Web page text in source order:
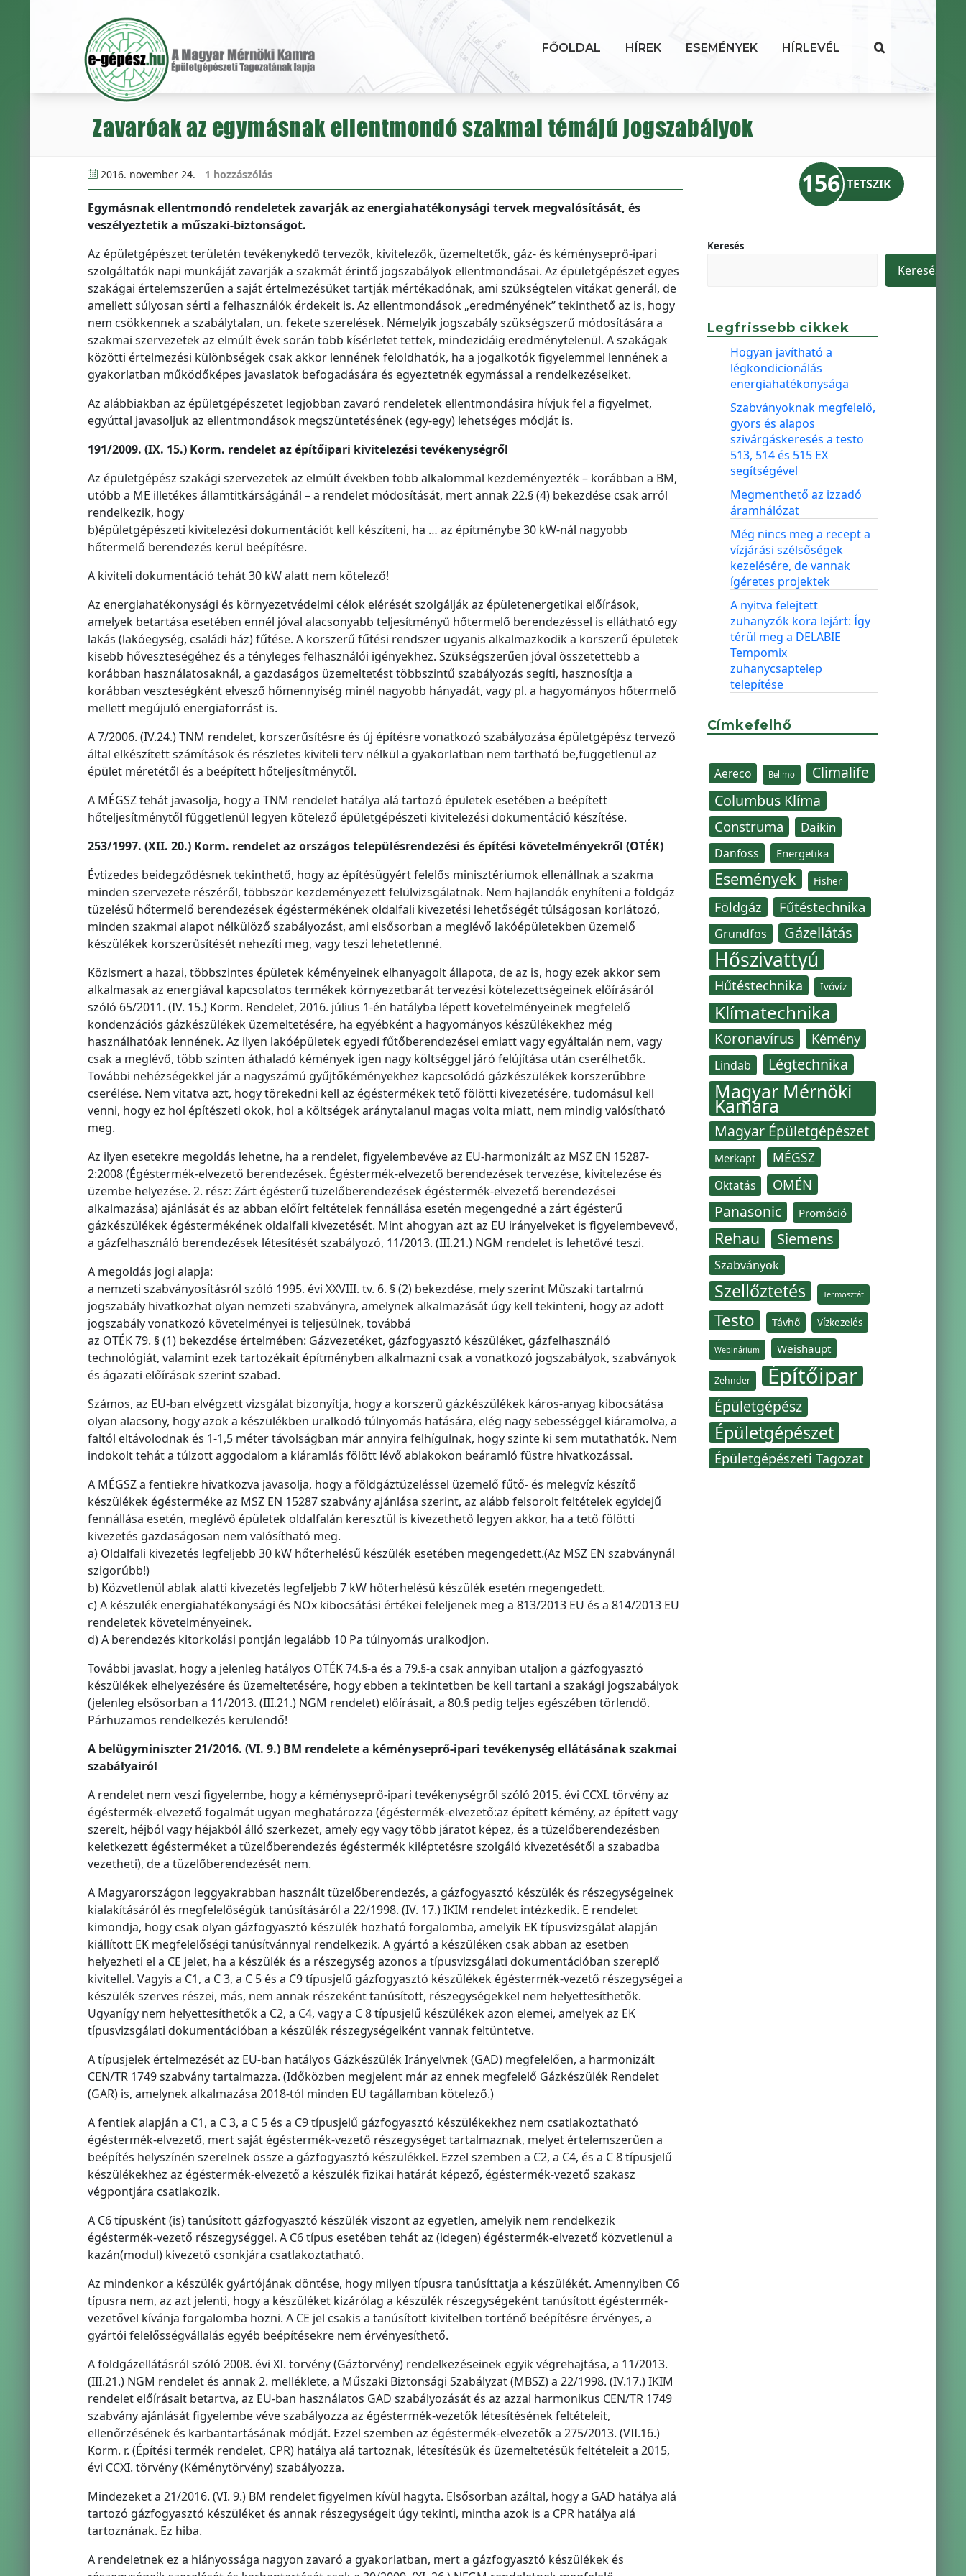
FŐOLDAL HÍREK ESEMÉNYEK HÍRLEVÉL |
Zavaróak az egymásnak ellentmondó szakmai témájú jogszabályok
2016. november 24. 1 hozzászólás
Egymásnak ellentmondó rendeletek zavarják az energiahatékonysági tervek megvalósítását, és
veszélyeztetik a műszaki-biztonságot.
Az épületgépészet területén tevékenykedő tervezők, kivitelezők, üzemeltetők, gáz- és kéményseprő-ipari
szolgáltatók napi munkáját zavarják a szakmát érintő jogszabályok ellentmondásai. Az épületgépészet egyes
szakágai értelemszerűen a saját értelmezésüket tartják mértékadónak, ami szükségtelen vitákat generál, de
amellett súlyosan sérti a felhasználók érdekeit is. Az ellentmondások „eredményének” tekinthető az is, hogy
nem csökkennek a szabálytalan, un. fekete szerelések. Némelyik jogszabály szükségszerű módosítására a
szakmai szervezetek az elmúlt évek során több kísérletet tettek, mindezidáig eredménytelenül. A szakágak
közötti értelmezési különbségek csak akkor lennének feloldhatók, ha a jogalkotók figyelemmel lennének a
gyakorlatban működőképes javaslatok befogadására és egyeztetnék egymással a rendelkezéseiket.
Az alábbiakban az épületgépészetet legjobban zavaró rendeletek ellentmondásira hívjuk fel a figyelmet,
egyúttal javasoljuk az ellentmondások megszüntetésének (egy-egy) lehetséges módját is.
191/2009. (IX. 15.) Korm. rendelet az építőipari kivitelezési tevékenységről
Az épületgépész szakági szervezetek az elmúlt években több alkalommal kezdeményezték – korábban a BM,
utóbb a ME illetékes államtitkárságánál – a rendelet módosítását, mert annak 22.§ (4) bekezdése csak arról
rendelkezik, hogy
b)épületgépészeti kivitelezési dokumentációt kell készíteni, ha … az építménybe 30 kW-nál nagyobb
hőtermelő berendezés kerül beépítésre.
A kiviteli dokumentáció tehát 30 kW alatt nem kötelező!
Az energiahatékonysági és környezetvédelmi célok elérését szolgálják az épületenergetikai előírások,
amelyek betartása esetében ennél jóval alacsonyabb teljesítményű hőtermelő berendezéssel is ellátható egy
lakás (lakóegység, családi ház) fűtése. A korszerű fűtési rendszer ugyanis alkalmazkodik a korszerű épületek
kisebb hőveszteségéhez és a tényleges felhasználói igényekhez. Szükségszerűen jóval összetettebb a
korábban használatosaknál, a gazdaságos üzemeltetést többszintű szabályozás segíti, hasznosítja a
korábban veszteségként elvesző hőmennyiség minél nagyobb hányadát, vagy pl. a hagyományos hőtermelő
mellett megújuló energiaforrást is.
A 7/2006. (IV.24.) TNM rendelet, korszerűsítésre és új építésre vonatkozó szabályozása épületgépész tervező
által elkészített számítások és részletes kiviteli terv nélkül a gyakorlatban nem tartható be,függetlenül az
épület méretétől és a beépített hőteljesítménytől.
A MÉGSZ tehát javasolja, hogy a TNM rendelet hatálya alá tartozó épületek esetében a beépített
hőteljesítménytől függetlenül legyen kötelező épületgépészeti kivitelezési dokumentáció készítése.
253/1997. (XII. 20.) Korm. rendelet az országos településrendezési és építési követelményekről (OTÉK)
Évtizedes beidegződésnek tekinthető, hogy az építésügyért felelős minisztériumok ellenállnak a szakma
minden szervezete részéről, többször kezdeményezett felülvizsgálatnak. Nem hajlandók enyhíteni a földgáz
tüzelésű hőtermelő berendezések égéstermékének oldalfali kivezetési lehetőségét túlságosan korlátozó,
minden szakmai alapot nélkülöző szabályozást, ami elsősorban a meglévő lakóépületekben üzemelő
készülékek korszerűsítését nehezíti meg, vagy teszi lehetetlenné.
Közismert a hazai, többszintes épületek kéményeinek elhanyagolt állapota, de az is, hogy ezek akkor sem
alkalmasak az energiával kapcsolatos termékek környezetbarát tervezési kötelezettségeinek előírásáról
szóló 65/2011. (IV. 15.) Korm. Rendelet, 2016. július 1-én hatályba lépett követelményeinek megfelelő
kondenzációs gázkészülékek üzemeltetésére, ha egyébként a hagyományos készülékekhez még
használhatóak lennének. Az ilyen lakóépületek egyedi fűtőberendezései emiatt vagy egyáltalán nem, vagy
csak a meglévő, több szinten áthaladó kémények igen nagy költséggel járó felújítása után cserélhetők.
További nehézségekkel jár a nagyszámú gyűjtőkéményekhez kapcsolódó gázkészülékek korszerűbbre
cserélése. Nem vitatva azt, hogy törekedni kell az égéstermékek tető fölötti kivezetésére, tudomásul kell
venni, hogy ez hol építészeti okok, hol a költségek aránytalanul magas volta miatt, nem mindig valósítható
meg.
Az ilyen esetekre megoldás lehetne, ha a rendelet, figyelembevéve az EU-harmonizált az MSZ EN 15287-
2:2008 (Égéstermék-elvezető berendezések. Égéstermék-elvezető berendezések tervezése, kivitelezése és
üzembe helyezése. 2. rész: Zárt égésterű tüzelőberendezések égéstermék-elvezető berendezései
alkalmazása) ajánlását és az abban előírt feltételek fennállása esetén megengedné a zárt égésterű
gázkészülékek égéstermékének oldalfali kivezetését. Mint ahogyan azt az EU irányelveket is figyelembevevő,
a gázfelhasználó berendezések létesítését szabályozó, 11/2013. (III.21.) NGM rendelet is lehetővé teszi.
A megoldás jogi alapja:
a nemzeti szabványosításról szóló 1995. évi XXVIII. tv. 6. § (2) bekezdése, mely szerint Műszaki tartalmú
jogszabály hivatkozhat olyan nemzeti szabványra, amelynek alkalmazását úgy kell tekinteni, hogy az adott
jogszabály vonatkozó követelményei is teljesülnek, továbbá
az OTÉK 79. § (1) bekezdése értelmében: Gázvezetéket, gázfogyasztó készüléket, gázfelhasználó
technológiát, valamint ezek tartozékait építményben alkalmazni csak a vonatkozó jogszabályok, szabványok
és ágazati előírások szerint szabad.
Számos, az EU-ban elvégzett vizsgálat bizonyítja, hogy a korszerű gázkészülékek káros-anyag kibocsátása
olyan alacsony, hogy azok a készülékben uralkodó túlnyomás hatására, elég nagy sebességgel kiáramolva, a
faltól eltávolodnak és 1-1,5 méter távolságban már annyira felhígulnak, hogy szinte ki sem mutathatók. Nem
indokolt tehát a túlzott aggodalom a kiáramlás fölött lévő ablakokon beáramló füstre hivatkozással.
A MÉGSZ a fentiekre hivatkozva javasolja, hogy a földgáztüzeléssel üzemelő fűtő- és melegvíz készítő
készülékek égésterméke az MSZ EN 15287 szabvány ajánlása szerint, az alább felsorolt feltételek egyidejű
fennállása esetén, meglévő épületek oldalfalán keresztül is kivezethető legyen akkor, ha a tető fölötti
kivezetés gazdaságosan nem valósítható meg.
a) Oldalfali kivezetés legfeljebb 30 kW hőterhelésű készülék esetében megengedett.(Az MSZ EN szabványnál
szigorúbb!)
b) Közvetlenül ablak alatti kivezetés legfeljebb 7 kW hőterhelésű készülék esetén megengedett.
c) A készülék energiahatékonysági és NOx kibocsátási értékei feleljenek meg a 813/2013 EU és a 814/2013 EU
rendeletek követelményeinek.
d) A berendezés kitorkolási pontján legalább 10 Pa túlnyomás uralkodjon.
További javaslat, hogy a jelenleg hatályos OTÉK 74.§-a és a 79.§-a csak annyiban utaljon a gázfogyasztó
készülékek elhelyezésére és üzemeltetésére, hogy ebben a tekintetben be kell tartani a szakági jogszabályok
(jelenleg elsősorban a 11/2013. (III.21.) NGM rendelet) előírásait, a 80.§ pedig teljes egészében törlendő.
Párhuzamos rendelkezés kerülendő!
A belügyminiszter 21/2016. (VI. 9.) BM rendelete a kéményseprő-ipari tevékenység ellátásának szakmai
szabályairól
A rendelet nem veszi figyelembe, hogy a kéményseprő-ipari tevékenységről szóló 2015. évi CCXI. törvény az
égéstermék-elvezető fogalmát ugyan meghatározza (égéstermék-elvezető:az épített kémény, az épített vagy
szerelt, héjból vagy héjakból álló szerkezet, amely egy vagy több járatot képez, és a tüzelőberendezésben
keletkezett égésterméket a tüzelőberendezés égéstermék kiléptetésre szolgáló kivezetésétől a szabadba
vezetheti), de a tüzelőberendezését nem.
A Magyarországon leggyakrabban használt tüzelőberendezés, a gázfogyasztó készülék és részegységeinek
kialakításáról és megfelelőségük tanúsításáról a 22/1998. (IV. 17.) IKIM rendelet intézkedik. E rendelet
kimondja, hogy csak olyan gázfogyasztó készülék hozható forgalomba, amelyik EK típusvizsgálat alapján
kiállított EK megfelelőségi tanúsítvánnyal rendelkezik. A gyártó a készüléken csak abban az esetben
helyezheti el a CE jelet, ha a készülék és a részegység azonos a típusvizsgálati dokumentációban szereplő
kivitellel. Vagyis a C1, a C 3, a C 5 és a C9 típusjelű gázfogyasztó készülékek égéstermék-vezető részegységei a
készülék szerves részei, más, nem annak részeként tanúsított, részegységekkel nem helyettesíthetők.
Ugyanígy nem helyettesíthetők a C2, a C4, vagy a C 8 típusjelű készülékek azon elemei, amelyek az EK
típusvizsgálati dokumentációban a készülék részegységeiként vannak feltüntetve.
A típusjelek értelmezését az EU-ban hatályos Gázkészülék Irányelvnek (GAD) megfelelően, a harmonizált
CEN/TR 1749 szabvány tartalmazza. (Időközben megjelent már az ennek megfelelő Gázkészülék Rendelet
(GAR) is, amelynek alkalmazása 2018-tól minden EU tagállamban kötelező.)
A fentiek alapján a C1, a C 3, a C 5 és a C9 típusjelű gázfogyasztó készülékekhez nem csatlakoztatható
égéstermék-elvezető, mert saját égéstermék-vezető részegységet tartalmaznak, melyet értelemszerűen a
beépítés helyszínén szerelnek össze a gázfogyasztó készülékkel. Ezzel szemben a C2, a C4, és a C 8 típusjelű
készülékekhez az égéstermék-elvezető a készülék fizikai határát képező, égéstermék-vezető szakasz
végpontjára csatlakozik.
A C6 típusként (is) tanúsított gázfogyasztó készülék viszont az egyetlen, amelyik nem rendelkezik
égéstermék-vezető részegységgel. A C6 típus esetében tehát az (idegen) égéstermék-elvezető közvetlenül a
kazán(modul) kivezető csonkjára csatlakoztatható.
Az mindenkor a készülék gyártójának döntése, hogy milyen típusra tanúsíttatja a készülékét. Amennyiben C6
típusra nem, az azt jelenti, hogy a készüléket kizárólag a készülék részegységeként tanúsított égéstermék-
vezetővel kívánja forgalomba hozni. A CE jel csakis a tanúsított kivitelben történő beépítésre érvényes, a
gyártói felelősségvállalás egyéb beépítésekre nem érvényesíthető.
A földgázellátásról szóló 2008. évi XI. törvény (Gáztörvény) rendelkezéseinek egyik végrehajtása, a 11/2013.
(III.21.) NGM rendelet és annak 2. melléklete, a Műszaki Biztonsági Szabályzat (MBSZ) a 22/1998. (IV.17.) IKIM
rendelet előírásait betartva, az EU-ban használatos GAD szabályozását és az azzal harmonikus CEN/TR 1749
szabvány ajánlását figyelembe véve szabályozza az égéstermék-vezetők létesítésének feltételeit,
ellenőrzésének és karbantartásának módját. Ezzel szemben az égéstermék-elvezetők a 275/2013. (VII.16.)
Korm. r. (Építési termék rendelet, CPR) hatálya alá tartoznak, létesítésük és üzemeltetésük feltételeit a 2015,
évi CCXI. törvény (Kéménytörvény) szabályozza.
Mindezeket a 21/2016. (VI. 9.) BM rendelet figyelmen kívül hagyta. Elsősorban azáltal, hogy a GAD hatálya alá
tartozó gázfogyasztó készüléket és annak részegységeit úgy tekinti, mintha azok is a CPR hatálya alá
tartoznának. Ez hiba.
A rendeletnek ez a hiányossága nagyon zavaró a gyakorlatban, mert a gázfogyasztó készülékek és
156 TETSZIK
Keresés
Keresés
Legfrissebb cikkek
Hogyan javítható a
légkondicionálás
energiahatékonysága
Szabványoknak megfelelő,
gyors és alapos
szivárgáskeresés a testo
513, 514 és 515 EX
segítségével
Megmenthető az izzadó
áramhálózat
Még nincs meg a recept a
vízjárási szélsőségek
kezelésére, de vannak
ígéretes projektek
A nyitva felejtett
zuhanyzók kora lejárt: Így
térül meg a DELABIE
Tempomix
zuhanycsaptelep
telepítése
Címkefelhő
Aereco Belimo
Climalife
Columbus Klíma
Construma Daikin
Danfoss Energetika
Események Fisher
Földgáz Fűtéstechnika
Grundfos Gázellátás
Hőszivattyú
Hűtéstechnika Ivóvíz
Klímatechnika
Koronavírus Kémény
Lindab Légtechnika
Magyar Mérnöki
Kamara
Magyar Épületgépészet
Merkapt MÉGSZ
Oktatás OMÉN
Panasonic Promóció
Rehau Siemens
Szabványok
Szellőztetés Termosztát
Testo Távhő Vízkezelés
Webinárium Weishaupt
Zehnder Építőipar
Épületgépész
Épületgépészet
Épületgépészeti Tagozat